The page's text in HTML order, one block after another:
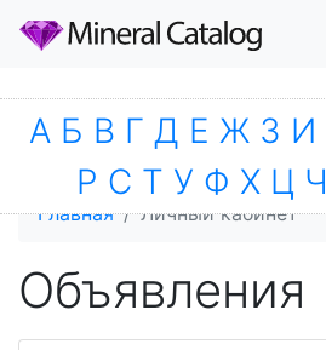
Главная Личный кабинет
Объявления
А Б В Г Д Е Ж З И
Р С Т У Ф Х Ц Ч